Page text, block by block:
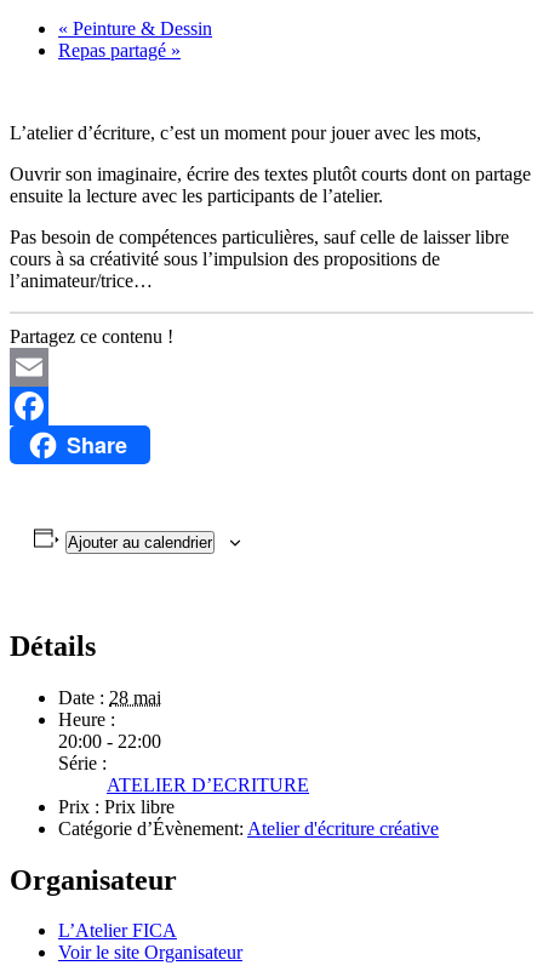
« Peinture & Dessin
Repas partagé »
L’atelier d’écriture, c’est un moment pour jouer avec les mots,
Ouvrir son imaginaire, écrire des textes plutôt courts dont on partage
ensuite la lecture avec les participants de l’atelier.
Pas besoin de compétences particulières, sauf celle de laisser libre
cours à sa créativité sous l’impulsion des propositions de
l’animateur/trice…
Partagez ce contenu !
Email
FacebookShare
Ajouter au calendrier
Détails
Date : 28 mai
Heure :
20:00 - 22:00
Série :
ATELIER D’ECRITURE
Prix : Prix libre
Catégorie d’Évènement: Atelier d'écriture créative
Organisateur
L’Atelier FICA
Voir le site Organisateur